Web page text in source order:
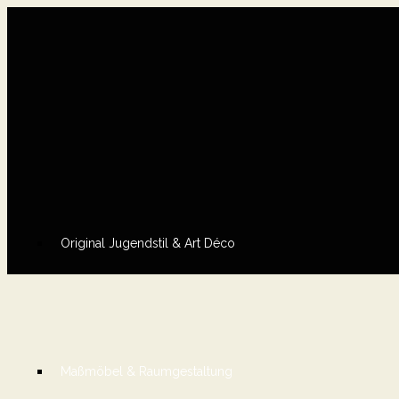
Original Jugendstil & Art Déco
Maßmöbel & Raumgestaltung